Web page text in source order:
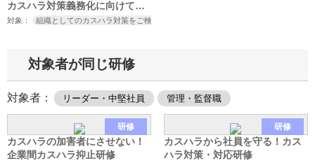
カスハラ対策義務化に向けてや
っておくべきこと～厚生労働省
据えたカスハラ対策セミナー～
対象： 組織としてのカスハラ対策をご検討中の方
対象者が同じ研修
対象者： リーダー・中堅社員 管理・監督職
研修
カスハラの加害者にさせない！
企業間カスハラ抑止研修
研修
カスハラから社員を守る！カス
ハラ対策・対応研修